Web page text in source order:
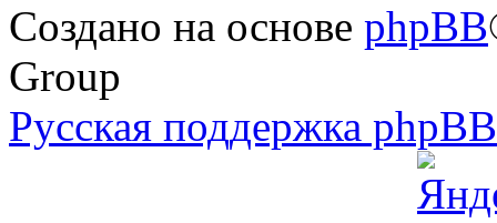
Создано на основе phpBB
Group
Русская поддержка